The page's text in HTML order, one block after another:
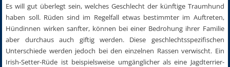
Es will gut überlegt sein, welches Geschlecht der künftige Traumhund
haben soll. Rüden sind im Regelfall etwas bestimmter im Auftreten,
Hündinnen wirken sanfter, können bei einer Bedrohung ihrer Familie
aber durchaus auch giftig werden. Diese geschlechtsspezifischen
Unterschiede werden jedoch bei den einzelnen Rassen verwischt. Ein
Irish-Setter-Rüde ist beispielsweise umgänglicher als eine Jagdterrier-